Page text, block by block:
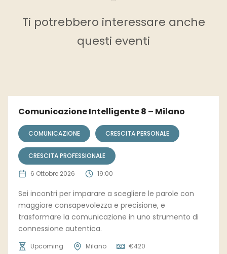
Ti potrebbero interessare anche
questi eventi
Comunicazione Intelligente 8 – Milano
COMUNICAZIONE CRESCITA PERSONALE
CRESCITA PROFESSIONALE
6 Ottobre 2026 19:00
Sei incontri per imparare a scegliere le parole con
maggiore consapevolezza e precisione, e
trasformare la comunicazione in uno strumento di
connessione autentica.
Upcoming Milano €420